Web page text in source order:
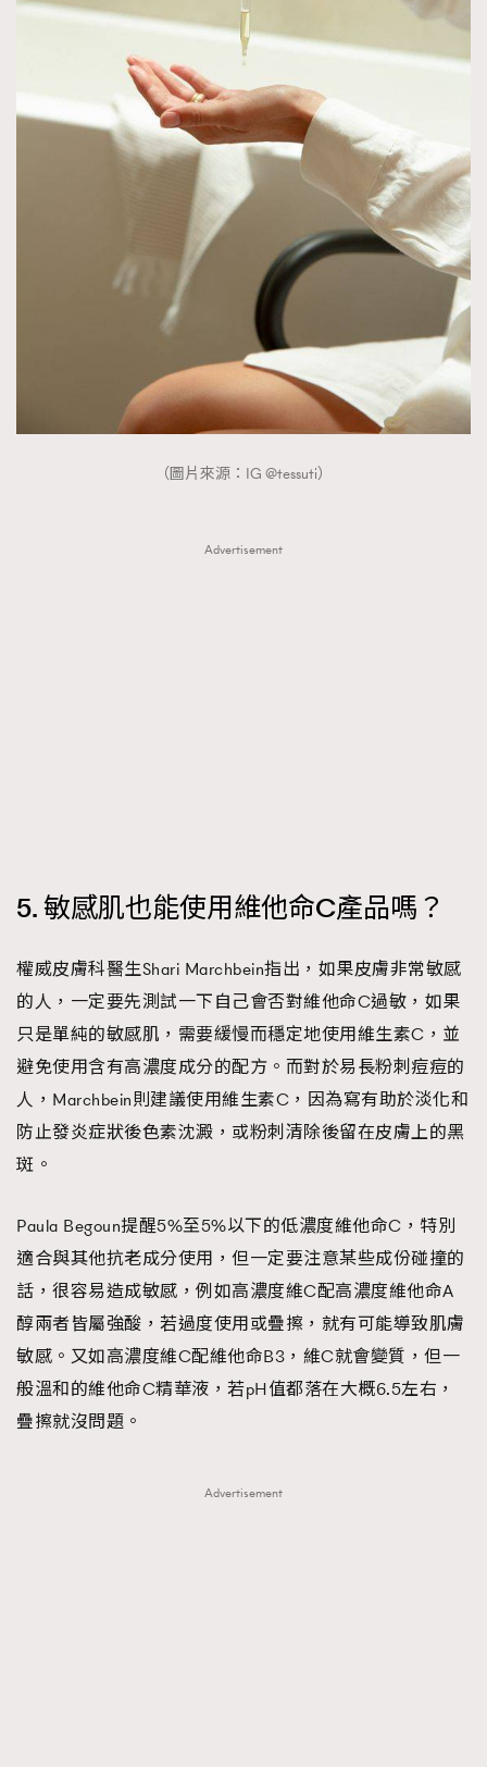
（圖片來源：IG @tessuti）
Advertisement
5. 敏感肌也能使用維他命C產品嗎？
權威皮膚科醫生Shari Marchbein指出，如果皮膚非常敏感
的人，一定要先測試一下自己會否對維他命C過敏，如果
只是單純的敏感肌，需要緩慢而穩定地使用維生素C，並
避免使用含有高濃度成分的配方。而對於易長粉刺痘痘的
人，Marchbein則建議使用維生素C，因為寫有助於淡化和
防止發炎症狀後色素沈澱，或粉刺清除後留在皮膚上的黑
斑。
Paula Begoun提醒5%至5%以下的低濃度維他命C，特別
適合與其他抗老成分使用，但一定要注意某些成份碰撞的
話，很容易造成敏感，例如高濃度維C配高濃度維他命A
醇兩者皆屬強酸，若過度使用或疊擦，就有可能導致肌膚
敏感。又如高濃度維C配維他命B3，維C就會變質，但一
般溫和的維他命C精華液，若pH值都落在大概6.5左右，
疊擦就沒問題。
Advertisement